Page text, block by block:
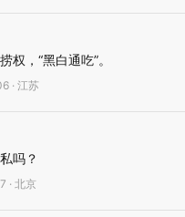
权，“黑白通吃”。
· 江苏
吗？
· 北京